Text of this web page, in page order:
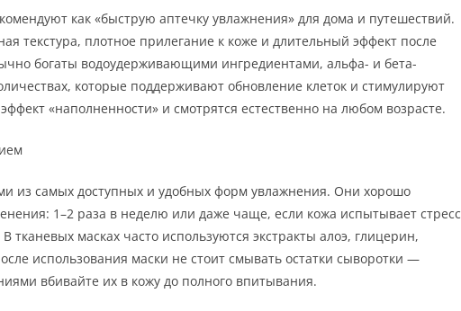
как «быструю аптечку увлажнения» для дома и путешествий.
текстура, плотное прилегание к коже и длительный эффект после
богаты водоудерживающими ингредиентами, альфа- и бета-
которые поддерживают обновление клеток и стимулируют
«наполненности» и смотрятся естественно на любом возрасте.
из самых доступных и удобных форм увлажнения. Они хорошо
1–2 раза в неделю или даже чаще, если кожа испытывает стресс
тканевых масках часто используются экстракты алоэ, глицерин,
использования маски не стоит смывать остатки сыворотки —
вбивайте их в кожу до полного впитывания.